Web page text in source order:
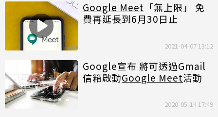
Google Meet 「無上限」 免
費再延長到6月30日止
2021-04-07 13:12
Google宣布 將可透過Gmail
信箱啟動Google Meet活動
2020-05-14 17:49